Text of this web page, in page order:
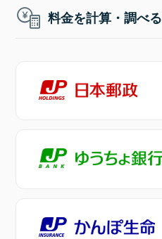
料金を計算・調べる